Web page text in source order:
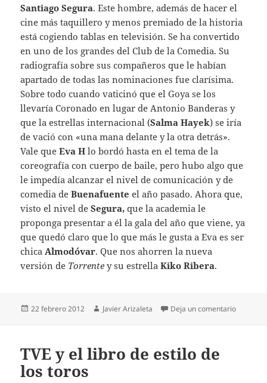
Santiago Segura. Este hombre, además de hacer el
cine más taquillero y menos premiado de la historia
está cogiendo tablas en televisión. Se ha convertido
en uno de los grandes del Club de la Comedia. Su
radiografía sobre sus compañeros que le habían
apartado de todas las nominaciones fue clarísima.
Sobre todo cuando vaticinó que el Goya se los
llevaría Coronado en lugar de Antonio Banderas y
que la estrellas internacional (Salma Hayek) se iría
de vació con «una mana delante y la otra detrás».
Vale queEva H lo bordó hasta en el tema de la
coreografía con cuerpo de baile, pero hubo algo que
le impedía alcanzar el nivel de comunicación y de
comedia deBuenafuente el año pasado. Ahora que,
visto el nivel deSegura, que la academia le
proponga presentar a él la gala del año que viene, ya
que quedó claro que lo que más le gusta a Eva es ser
chica Almodóvar. Que nos ahorren la nueva
versión de Torrente y su estrellaKiko Ribera.
Publicado
22 febrero 2012 Autor
Javier Arizaleta Deja un comentarioen La
TVE y el libro de estilo de
los toros